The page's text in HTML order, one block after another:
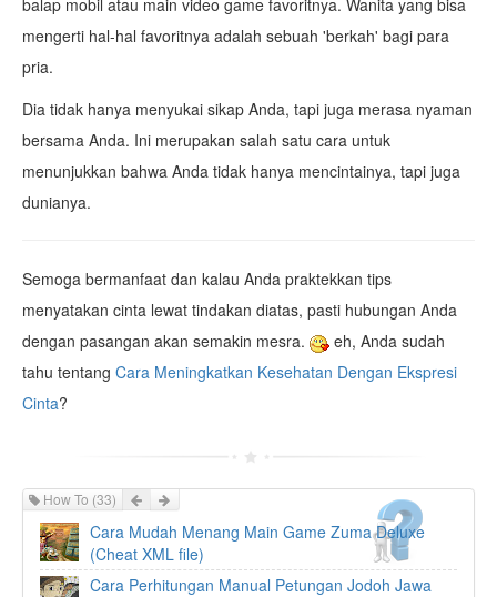
mengerti hal-hal favoritnya adalah sebuah 'berkah' bagi para
pria.
Dia tidak hanya menyukai sikap Anda, tapi juga merasa nyaman
bersama Anda. Ini merupakan salah satu cara untuk
menunjukkan bahwa Anda tidak hanya mencintainya, tapi juga
dunianya.
Semoga bermanfaat dan kalau Anda praktekkan tips
menyatakan cinta lewat tindakan diatas, pasti hubungan Anda
dengan pasangan akan semakin mesra.
eh, Anda sudah
tahu tentang Cara Meningkatkan Kesehatan Dengan Ekspresi
Cinta?
How To (33) Prev
Cara Mudah Menang Main Game Zuma Deluxe
(Cheat XML file)
Cara Perhitungan Manual Petungan Jodoh Jawa